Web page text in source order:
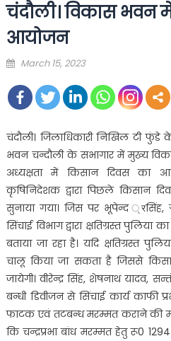
चंदौली। विकास भवन
आयोजन
Posted
March 15, 2023
चंदौली। जिलाधिकारी निखिल टी फुंडे
भवन चन्दौली के सभागार में मुख्य
अध्यक्षता में किसान दिवस का
कृषिनिदेशक द्वारा पिछले किसान
सुनाया गया। जिस पर भूपेन्द ्रसिंह,
सिंचाई विभाग द्वारा क्षतिग्रस्त
बताया जा रहा है। यदि क्षतिग्रस्त
चालू किया जा सकता है जिससे
जायेगी। वीरेन्द्र सिंह, शेषनाथ यादव,
बन्धी डिवीजन से सिंचाई कार्य काफी
फाटक एवं तटबन्ध मरम्मत कराने की
कि चन्द्रप्रभा बांध मरम्मत हेतु रू0